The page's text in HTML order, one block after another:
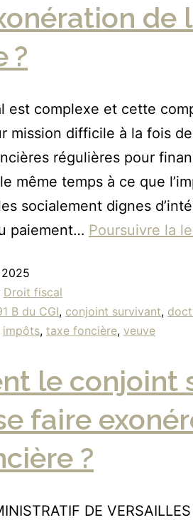
de
?
complexe et cette
mission difficile à la fois de
régulières pour
même temps à ce que
socialement dignes
paiement… Poursuivre la
Droit fiscal
B du CGI, conjoint survivant,
impôts, taxe foncière, veuve
le conjoint
faire
?
DE